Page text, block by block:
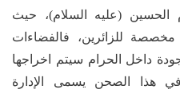
الحسين (عليه السلام)، حيث
للزائرين، فالفضاءات
داخل الحرام سيتم اخراجها
الصحن يسمى الإدارة